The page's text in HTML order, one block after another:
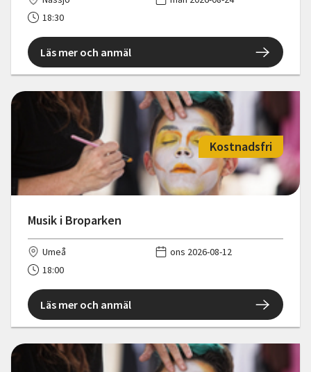
18:30
Läs mer och anmäl
Musik i Broparken
Kostnadsfri
Umeå
ons 2026-08-12
18:00
Läs mer och anmäl